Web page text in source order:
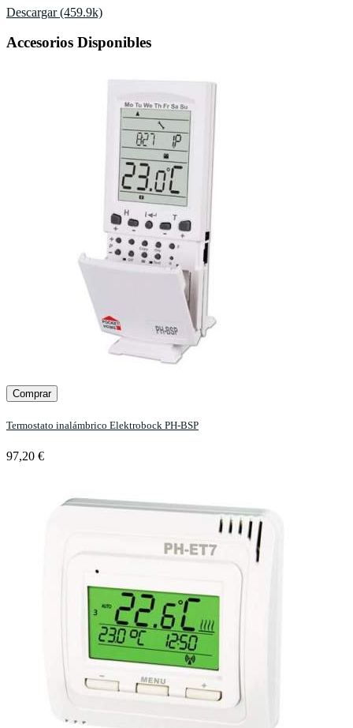
Descargar (459.9k)
Accesorios Disponibles
Comprar
Termostato inalámbrico Elektrobock PH-BSP
97,20 €